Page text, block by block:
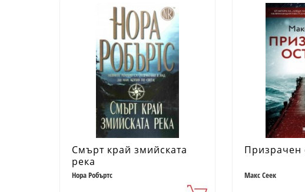
Смърт край змийската
река
Нора Робъртс
Призрачен
Макс Сеек